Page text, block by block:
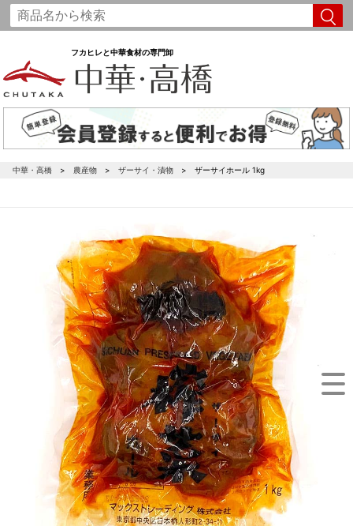
フカヒレと中華食材の専門卸
中華・高橋 農産物 ザーサイ・漬物 ザーサイホール 1kg